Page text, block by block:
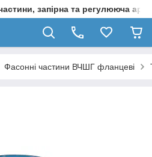
запірна та регулююча
Фасонні частини ВЧШГ фланцеві